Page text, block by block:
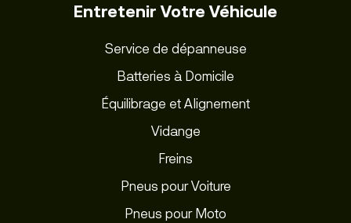
Entretenir Votre Véhicule
Service de dépanneuse
Batteries à Domicile
Équilibrage et Alignement
Vidange
Freins
Pneus pour Voiture
Pneus pour Moto